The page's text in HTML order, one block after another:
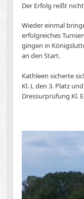
Der Erfolg reißt
Wieder einmal
erfolgreiches
gingen in
an den Start.
Kathleen sicherte
Kl. L den 3. Platz
Dressurprüfung Kl.